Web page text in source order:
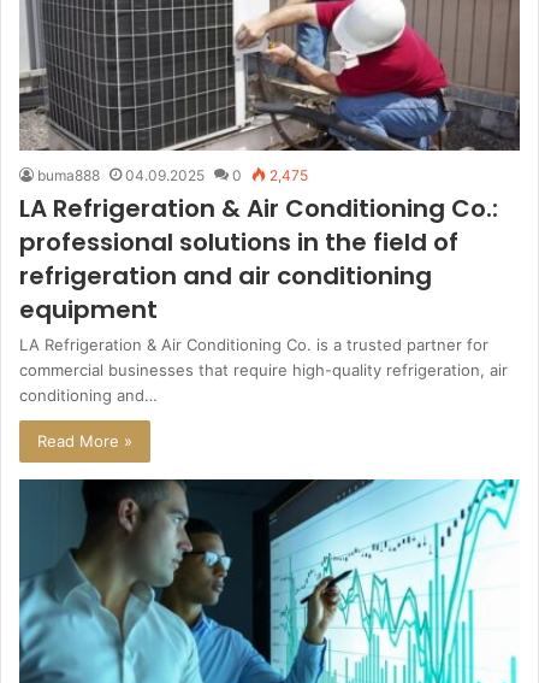
buma888 04.09.2025 0 2,475
LA Refrigeration & Air Conditioning Co.:
professional solutions in the field of
refrigeration and air conditioning
equipment
LA Refrigeration & Air Conditioning Co. is a trusted partner for
commercial businesses that require high-quality refrigeration, air
conditioning and…
Read More »